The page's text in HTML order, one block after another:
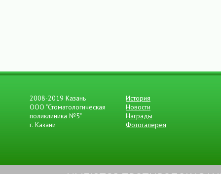
2008- 2019 Казань
ООО "Стоматологическая
поликлиника №5"
г. Казани
История
Новости
Награды
Фотогалерея